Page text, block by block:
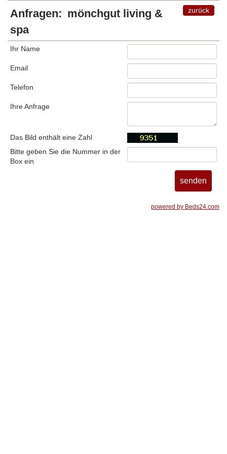
zurück
Anfragen: mönchgut living &
spa
Ihr Name
Email
Telefon
Ihre Anfrage
Das Bild enthält eine Zahl
Bitte geben Sie die Nummer in der
Box ein
powered by Beds24.com